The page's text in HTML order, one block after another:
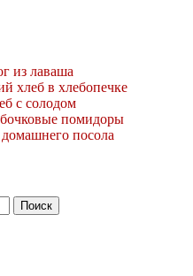
из лаваша
хлеб в хлебопечке
с солодом
помидоры
посола